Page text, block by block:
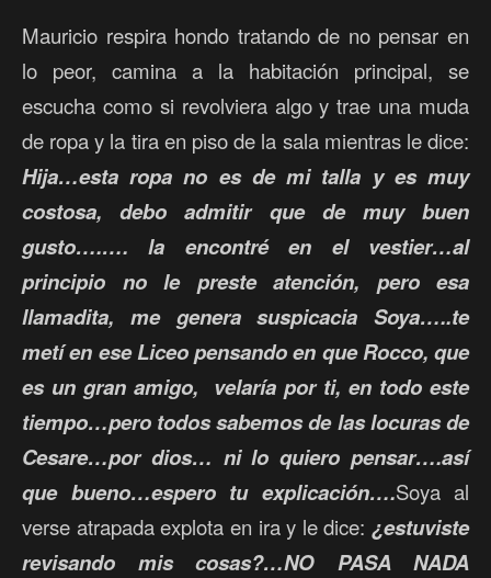
Mauricio respira hondo tratando de no pensar en
lo peor, camina a la habitación principal, se
escucha como si revolviera algo y trae una muda
de ropa y la tira en piso de la sala mientras le dice:
Hija…esta ropa no es de mi talla y es muy
costosa, debo admitir que de muy buen
gusto….…. la encontré en el vestier…al
principio no le preste atención, pero esa
llamadita, me genera suspicacia Soya…..te
metí en ese Liceo pensando en que Rocco, que
es un gran amigo, velaría por ti, en todo este
tiempo…pero todos sabemos de las locuras de
Cesare…por dios… ni lo quiero pensar….así
que bueno…espero tu explicación….Soya al
verse atrapada explota en ira y le dice: ¿estuviste
revisando mis cosas?…NO PASA NADA